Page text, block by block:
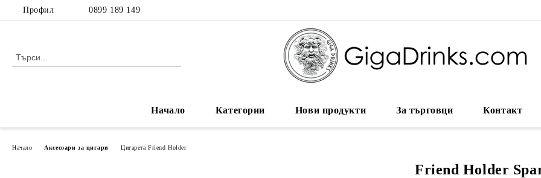
Профил 0899 189 149
Начало Категории Нови продукти За търговци Контакт
Начало Аксесоари за цигари Цигарета Friend Holder
Friend Holder